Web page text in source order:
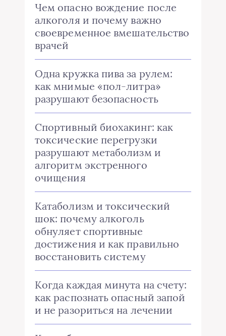
Чем опасно вождение после
алкоголя и почему важно
своевременное вмешательство
врачей
Одна кружка пива за рулем:
как мнимые «пол-литра»
разрушают безопасность
Спортивный биохакинг: как
токсические перегрузки
разрушают метаболизм и
алгоритм экстренного
очищения
Катаболизм и токсический
шок: почему алкоголь
обнуляет спортивные
достижения и как правильно
восстановить систему
Когда каждая минута на счету:
как распознать опасный запой
и не разориться на лечении